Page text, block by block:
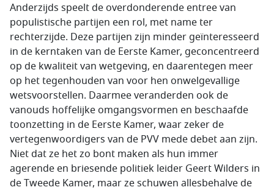
Anderzijds speelt de overdonderende entree van
populistische partijen een rol, met name ter
rechterzijde. Deze partijen zijn minder geïnteresseerd
in de kerntaken van de Eerste Kamer, geconcentreerd
op de kwaliteit van wetgeving, en daarentegen meer
op het tegenhouden van voor hen onwelgevallige
wetsvoorstellen. Daarmee veranderden ook de
vanouds hoffelijke omgangsvormen en beschaafde
toonzetting in de Eerste Kamer, waar zeker de
vertegenwoordigers van de PVV mede debet aan zijn.
Niet dat ze het zo bont maken als hun immer
agerende en briesende politiek leider Geert Wilders in
de Tweede Kamer, maar ze schuwen allesbehalve de